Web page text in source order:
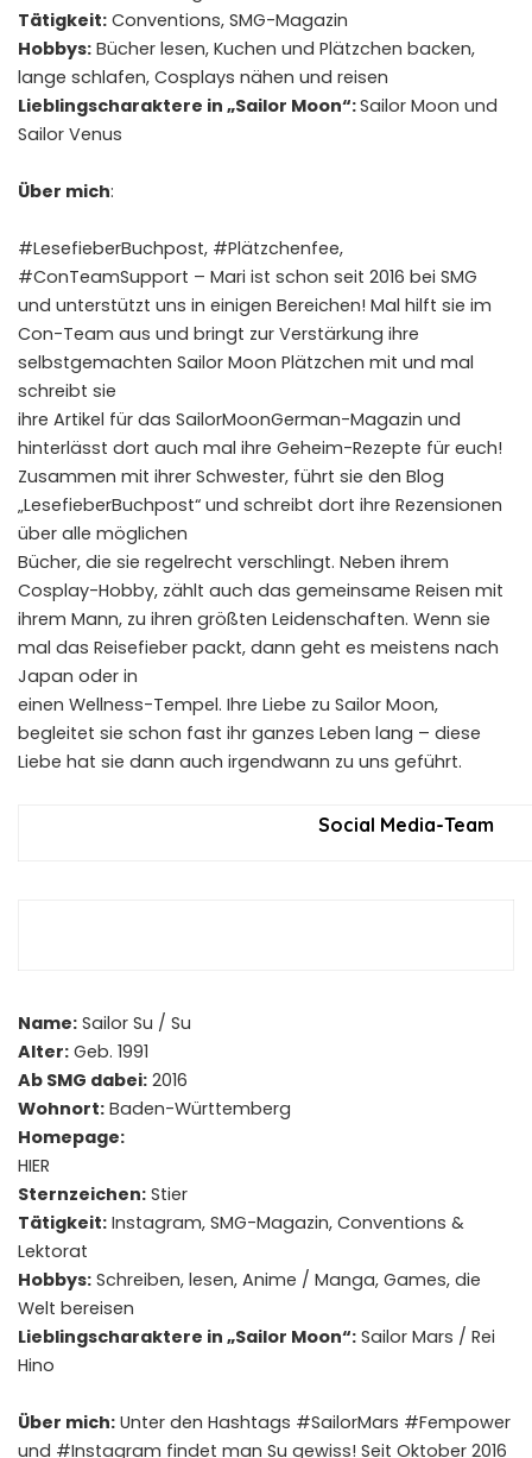
Tätigkeit: Conventions, SMG-Magazin
Hobbys: Bücher lesen, Kuchen und Plätzchen backen,
lange schlafen, Cosplays nähen und reisen
Lieblingscharaktere in „Sailor Moon“:Sailor Moon und
Sailor Venus
Über mich:
#LesefieberBuchpost, #Plätzchenfee,
#ConTeamSupport – Mari ist schon seit 2016 bei SMG
und unterstützt uns in einigen Bereichen! Mal hilft sie im
Con-Team aus und bringt zur Verstärkung ihre
selbstgemachten Sailor Moon Plätzchen mit und mal
schreibt sie
ihre Artikel für das SailorMoonGerman-Magazin und
hinterlässt dort auch mal ihre Geheim-Rezepte für euch!
Zusammen mit ihrer Schwester, führt sie den Blog
„LesefieberBuchpost“ und schreibt dort ihre Rezensionen
über alle möglichen
Bücher, die sie regelrecht verschlingt. Neben ihrem
Cosplay-Hobby, zählt auch das gemeinsame Reisen mit
ihrem Mann, zu ihren größten Leidenschaften. Wenn sie
mal das Reisefieber packt, dann geht es meistens nach
Japan oder in
einen Wellness-Tempel. Ihre Liebe zu Sailor Moon,
begleitet sie schon fast ihr ganzes Leben lang – diese
Liebe hat sie dann auch irgendwann zu uns geführt.
Social Media-Team
Name: Sailor Su / Su
Alter: Geb. 1991
Ab SMG dabei: 2016
Wohnort: Baden-Württemberg
Homepage:
HIER
Sternzeichen: Stier
Tätigkeit: Instagram, SMG-Magazin, Conventions &
Lektorat
Hobbys: Schreiben, lesen, Anime / Manga, Games, die
Welt bereisen
Lieblingscharaktere in „Sailor Moon“: Sailor Mars / Rei
Hino
Über mich: Unter den Hashtags #SailorMars #Fempower
und #Instagram findet man Su gewiss! Seit Oktober 2016